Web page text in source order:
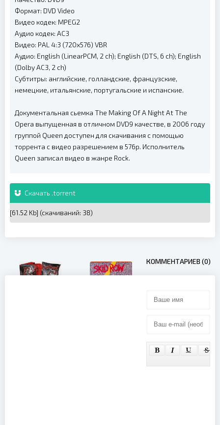
Формат: DVD Video
Видео кодек: MPEG2
Аудио кодек: AC3
Видео: PAL 4:3 (720x576) VBR
Аудио: English (LinearPCM, 2 ch); English (DTS, 6 ch); English
(Dolby AC3, 2 ch)
Субтитры: английские, голландские, французские,
немецкие, итальянские, португальские и испанские.
Документальная сьемка The Making Of A Night At The
Opera выпущенная в отличном DVD9 качестве, в 2006 году
группой Queen доступен для скачивания с помощью
торрента с видео разрешением в 576p. Исполнитель
Queen записал видео в жанре Rock.
Скачать .torrent
[61.52 Kb] (cкачиваний: 38)
КОММЕНТАРИЕВ (0)